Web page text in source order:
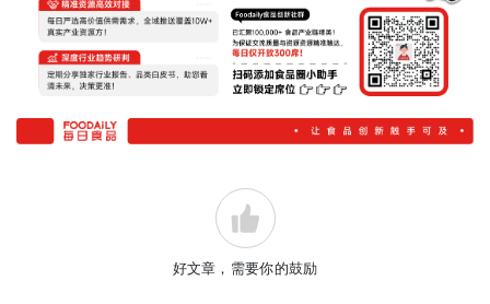
好文章，需要你的鼓励